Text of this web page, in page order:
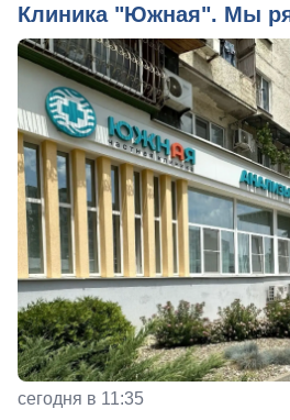
Клиника "Южная". Мы
сегодня в 11:35